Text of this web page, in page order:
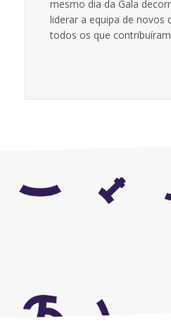
mesmo dia da Gala
liderar a equipa de novos
todos os que